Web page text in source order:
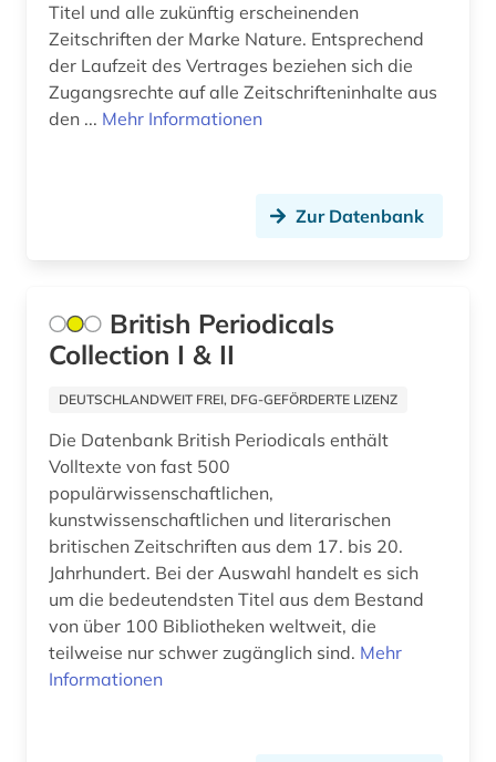
bergbau (3)
bergbaunachfolgelandschaft (1)
bergwerk (1)
betriebswirtschaft (3)
betriebswirtschaftliche steuerlehre (1)
betriebswirtschaftslehre (6)
bevölkerung (1)
bhutan (1)
bibel. deuteronomium (1)
bibelwissenschaft (1)
bibliografie (95)
Moldawien (4)
Montenegro (4)
Niederlande (2)
Osmanisches Reich (1)
Ostmitteleuropa (6)
Palaestina (1)
Polen (8)
Portugal (2)
Rheinland-Pfalz (1)
Titel und alle zukünftig erscheinenden
Zeitschriften der Marke Nature. Entsprechend
der Laufzeit des Vertrages beziehen sich die
Zugangsrechte auf alle Zeitschrifteninhalte aus
den ... Mehr Informationen
Zur Datenbank
British Periodicals
Collection I & II
DEUTSCHLANDWEIT FREI, DFG-GEFÖRDERTE LIZENZ
Die Datenbank British Periodicals enthält
Volltexte von fast 500
populärwissenschaftlichen,
kunstwissenschaftlichen und literarischen
britischen Zeitschriften aus dem 17. bis 20.
Jahrhundert. Bei der Auswahl handelt es sich
um die bedeutendsten Titel aus dem Bestand
von über 100 Bibliotheken weltweit, die
teilweise nur schwer zugänglich sind. Mehr
Informationen